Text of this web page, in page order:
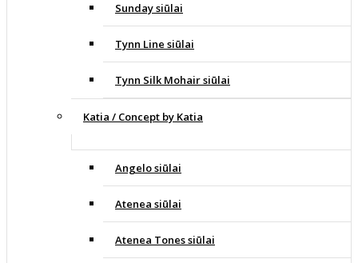
Sunday siūlai
Tynn Line siūlai
Tynn Silk Mohair siūlai
Katia / Concept by Katia
Angelo siūlai
Atenea siūlai
Atenea Tones siūlai